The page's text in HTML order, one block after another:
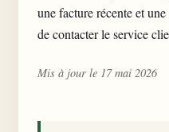
une facture récente et
de contacter le service
Mis à jour le 17 mai 2026